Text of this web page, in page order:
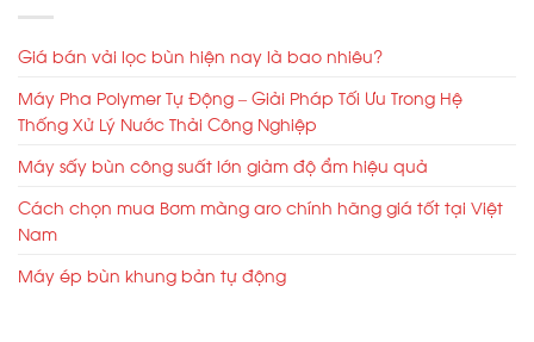
Giá bán vải lọc bùn hiện nay là bao nhiêu?
Máy Pha Polymer Tự Động – Giải Pháp Tối Ưu Trong Hệ
Thống Xử Lý Nước Thải Công Nghiệp
Máy sấy bùn công suất lớn giảm độ ẩm hiệu quả
Cách chọn mua Bơm màng aro chính hãng giá tốt tại Việt
Nam
Máy ép bùn khung bản tự động